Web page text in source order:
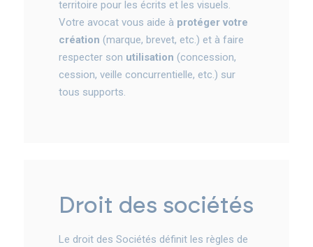
territoire pour les écrits et les visuels.
Votre avocat vous aide à protéger votre
création (marque, brevet, etc.) et à faire
respecter son utilisation (concession,
cession, veille concurrentielle, etc.) sur
tous supports.
droit des sociétés
Le droit des Sociétés définit les règles de